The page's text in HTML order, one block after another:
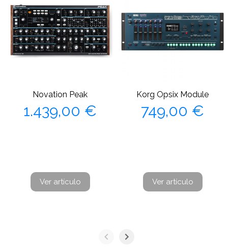
Novation Peak
Precio
1.439,00 €
Ver artículo
Korg Opsix Module
Precio
749,00 €
Ver artículo